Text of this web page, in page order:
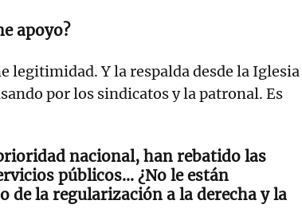
apoyo?
legitimidad. Y la respalda desde la Iglesia
por los sindicatos y la patronal. Es
nacional, han rebatido las
públicos... ¿No le están
de la regularización a la derecha y la